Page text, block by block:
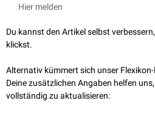
Hier melden
Du kannst den Artikel selbst
klickst.
Alternativ kümmert sich unser
Deine zusätzlichen Angaben helfen
vollständig zu aktualisieren: